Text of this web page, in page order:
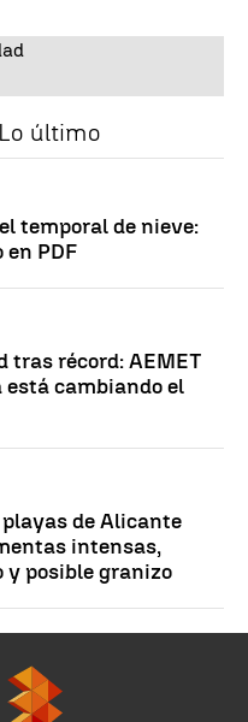
Lo último
temporal de nieve:
PDF
tras récord: AEMET
cambiando el
de Alicante
intensas,
y posible granizo